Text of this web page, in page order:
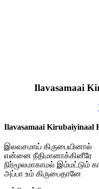
Ilavasamaai
Ilavasamaai Kirubaiyinaal
இலவசமாய் கிருபையினால்
என்னை நீதிமானாக்கினீரே
நிர்மூலமாகாமல் இம்மட்டும்
அப்பா உம் கிருபைதானே